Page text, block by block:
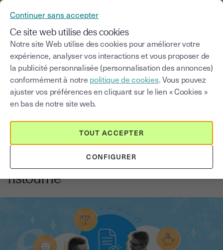
Blog
Choisir une catégorie Saisissez un terme
6 choses à absolument savoir sur
la facture avec remise, rabais ou
ristourne
Continuer sans accepter
Ce site web utilise des cookies
Notre site Web utilise des cookies pour améliorer votre
expérience, analyser vos interactions et vous proposer de
la publicité personnalisée (personnalisation des annonces)
conformément à notre politique de cookies. Vous pouvez
ajuster vos préférences en cliquant sur le lien « Cookies »
en bas de notre site web.
CONFIGURER
TOUT ACCEPTER